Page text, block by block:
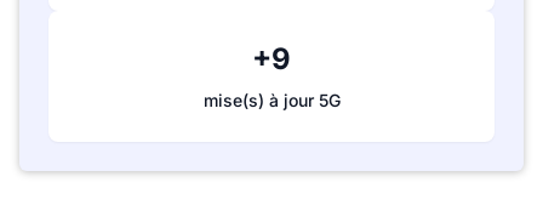
+9
mise(s) à jour 5G